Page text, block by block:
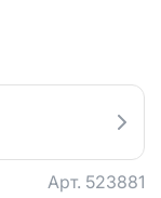
Арт. 523881